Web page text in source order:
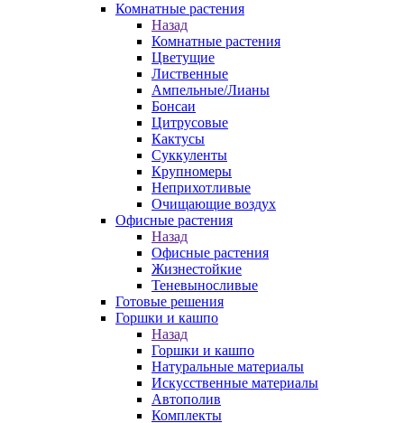
Комнатные растения
Назад
Комнатные растения
Цветущие
Лиственные
Ампельные/Лианы
Бонсаи
Цитрусовые
Кактусы
Суккуленты
Крупномеры
Неприхотливые
Очищающие воздух
Офисные растения
Назад
Офисные растения
Жизнестойкие
Теневыносливые
Готовые решения
Горшки и кашпо
Назад
Горшки и кашпо
Натуральные материалы
Искусственные материалы
Автополив
Комплекты